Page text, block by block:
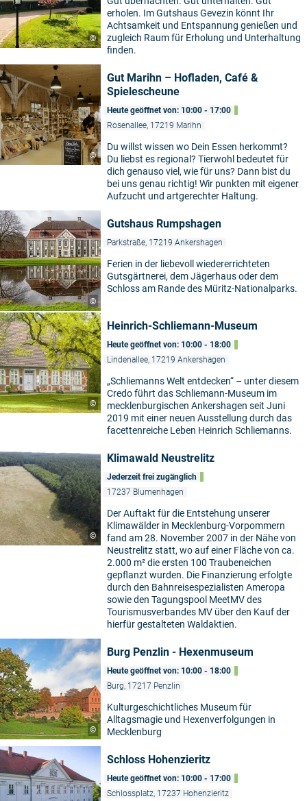
©
erholen. Im Gutshaus Gevezin könnt Ihr
Achtsamkeit und Entspannung genießen und
zugleich Raum für Erholung und Unterhaltung
finden.
©
Gut Marihn – Hofladen, Café &
Spielescheune
Heute geöffnet von: 10:00 - 17:00
Rosenallee, 17219 Marihn
Du willst wissen wo Dein Essen herkommt?
Du liebst es regional? Tierwohl bedeutet für
dich genauso viel, wie für uns? Dann bist du
bei uns genau richtig! Wir punkten mit eigener
Aufzucht und artgerechter Haltung.
©
Gutshaus Rumpshagen
Parkstraße, 17219 Ankershagen
Ferien in der liebevoll wiedererrichteten
Gutsgärtnerei, dem Jägerhaus oder dem
Schloss am Rande des Müritz-Nationalparks.
©
Heinrich-Schliemann-Museum
Heute geöffnet von: 10:00 - 18:00
Lindenallee, 17219 Ankershagen
„Schliemanns Welt entdecken“ – unter diesem
Credo führt das Schliemann-Museum im
mecklenburgischen Ankershagen seit Juni
2019 mit einer neuen Ausstellung durch das
facettenreiche Leben Heinrich Schliemanns.
©
Klimawald Neustrelitz
Jederzeit frei zugänglich
17237 Blumenhagen
Der Auftakt für die Entstehung unserer
Klimawälder in Mecklenburg-Vorpommern
fand am 28. November 2007 in der Nähe von
Neustrelitz statt, wo auf einer Fläche von ca.
2.000 m² die ersten 100 Traubeneichen
gepflanzt wurden. Die Finanzierung erfolgte
durch den Bahnreisespezialisten Ameropa
sowie den Tagungspool MeetMV des
Tourismusverbandes MV über den Kauf der
hierfür gestalteten Waldaktien.
©
Burg Penzlin - Hexenmuseum
Heute geöffnet von: 10:00 - 18:00
Burg, 17217 Penzlin
Kulturgeschichtliches Museum für
Alltagsmagie und Hexenverfolgungen in
Mecklenburg
Schloss Hohenzieritz
Heute geöffnet von: 10:00 - 17:00
Schlossplatz, 17237 Hohenzieritz